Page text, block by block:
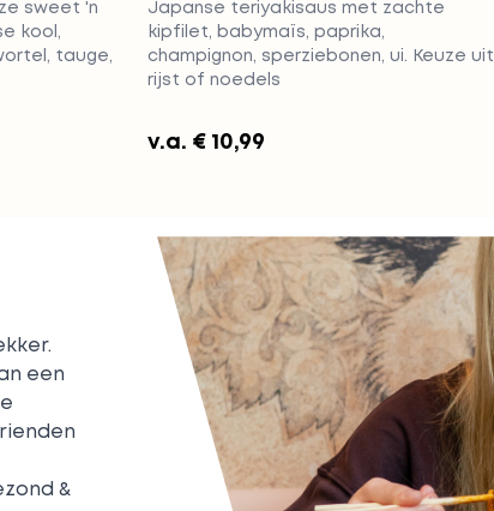
sweet 'n
kool,
tauge,
Japanse teriyakisaus met zachte
kipfilet, babymaïs, paprika,
champignon, sperziebonen, ui. Keuze uit
rijst of noedels
v.a. € 10,99
een
&